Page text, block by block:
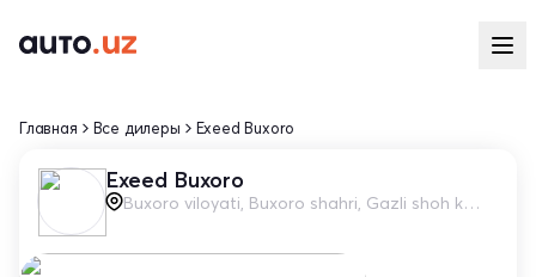
Главная Все дилеры Exeed Buxoro
Exeed Buxoro
Buxoro viloyati, Buxoro shahri, Gazli shoh ko'chasi, 1